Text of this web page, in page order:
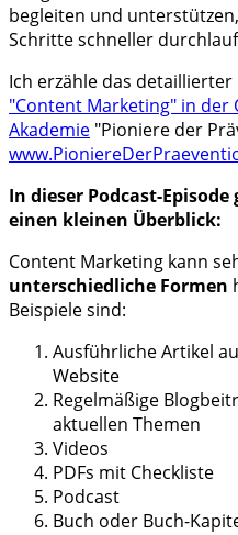
begleiten und
Schritte schneller
Ich erzähle das detaillierter
"Content Marketing" in der
Akademie "Pioniere der
In dieser Podcast-Episode
einen kleinen Überblick:
Content Marketing kann
unterschiedliche Formen
Beispiele sind:
Ausführliche Artikel
Website
Regelmäßige
aktuellen Themen
Videos
PDFs mit Checkliste
Podcast
Buch oder Buch-